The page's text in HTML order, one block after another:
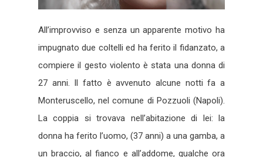
All’improvviso e senza un apparente motivo ha
impugnato due coltelli ed ha ferito il fidanzato, a
compiere il gesto violento è stata una donna di
27 anni. Il fatto è avvenuto alcune notti fa a
Monteruscello, nel comune di Pozzuoli (Napoli).
La coppia si trovava nell’abitazione di lei: la
donna ha ferito l’uomo, (37 anni) a una gamba, a
un braccio, al fianco e all’addome, qualche ora